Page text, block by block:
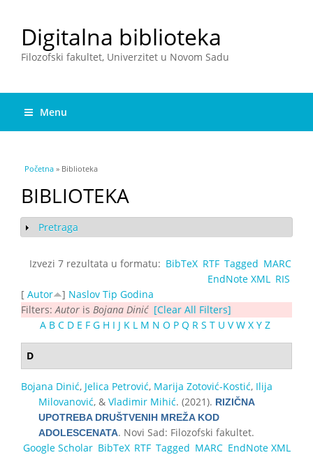
Digitalna biblioteka
Filozofski fakultet, Univerzitet u Novom Sadu
Menu
You are here
Početna » Biblioteka
BIBLIOTEKA
Show
Pretraga
Izvezi 7 rezultata u formatu: BibTeX RTF Tagged MARC
EndNote XML
RIS
[ Autor ] Naslov Tip Godina
Filters: Autor is Bojana Dinić [Clear All Filters]
A B C D E F G H I J K L M N O P Q R S T U V W X Y Z
D
Bojana Dinić, Jelica Petrović, Marija Zotović-Kostić, Ilija
Milovanović, & Vladimir Mihić. (2021). RIZIČNA
UPOTREBA DRUŠTVENIH MREŽA KOD
ADOLESCENATA. Novi Sad: Filozofski fakultet.
Google Scholar BibTeX RTF Tagged MARC EndNote XML